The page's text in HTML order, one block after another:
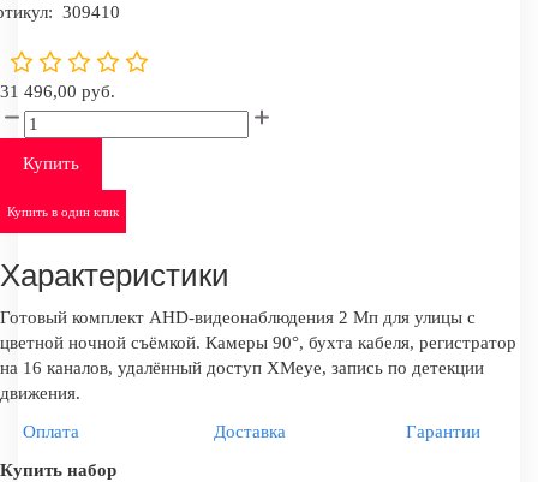
309410
31 496,00 руб.
Купить
Купить в один клик
Характеристики
Готовый комплект AHD-видеонаблюдения 2 Мп для улицы с
цветной ночной съёмкой. Камеры 90°, бухта кабеля, регистратор
на 16 каналов, удалённый доступ XMeye, запись по детекции
движения.
Оплата
Доставка
Гарантии
Купить набор